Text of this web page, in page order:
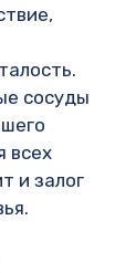
сосуды
всех
и залог